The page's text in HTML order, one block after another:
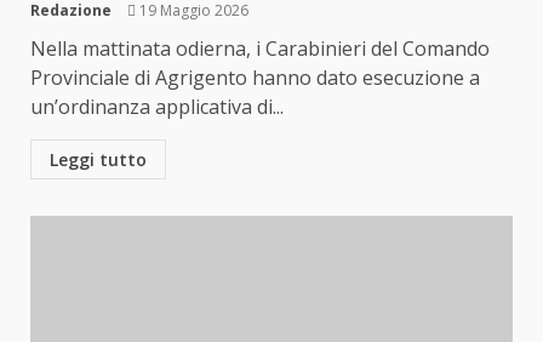
Redazione 19 Maggio 2026
Nella mattinata odierna, i Carabinieri del Comando
Provinciale di Agrigento hanno dato esecuzione a
un’ordinanza applicativa di...
Leggi tutto